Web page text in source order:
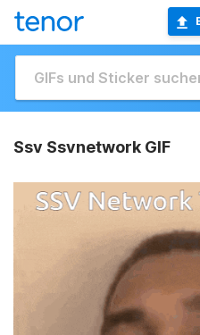
Ssv Ssvnetwork GIF